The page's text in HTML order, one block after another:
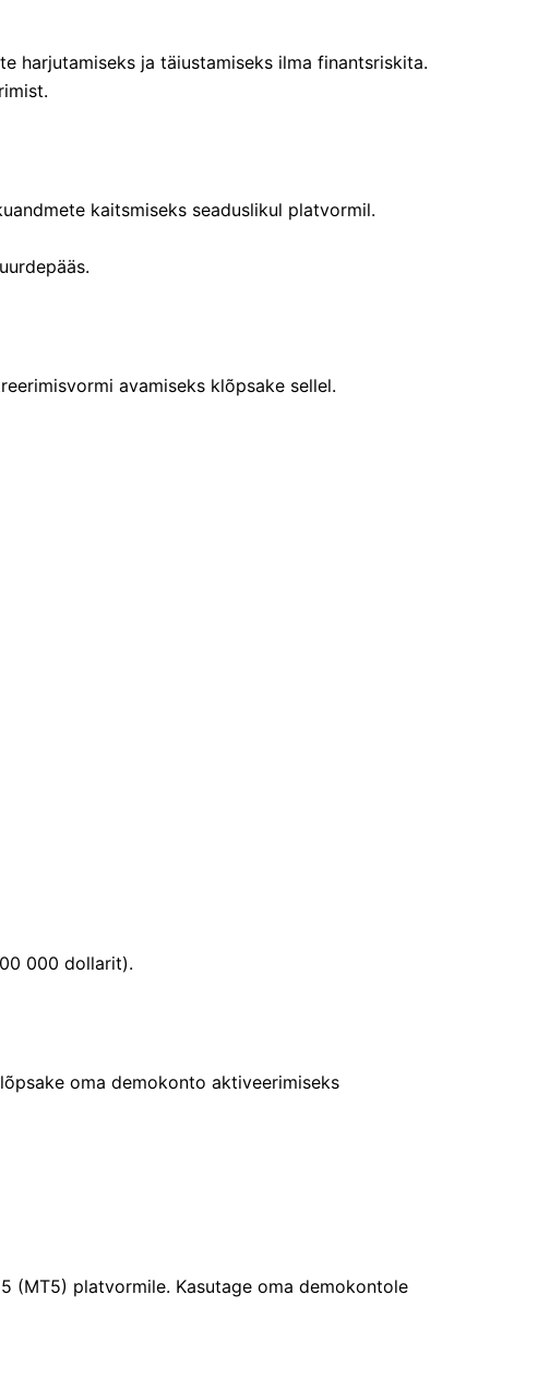
harjutamiseks ja täiustamiseks ilma finantsriskita.
kaitsmiseks seaduslikul platvormil.
avamiseks klõpsake sellel.
000 dollarit).
oma demokonto aktiveerimiseks
(MT5) platvormile. Kasutage oma demokontole